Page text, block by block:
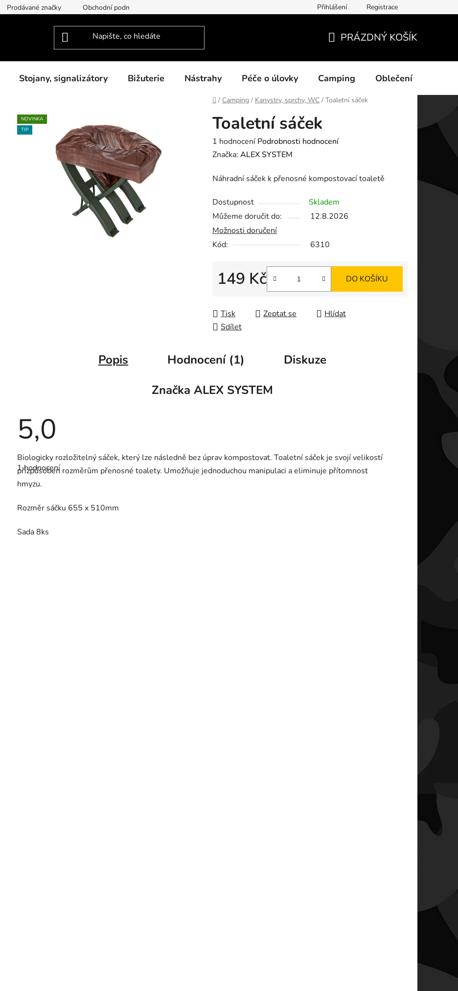
Prodávané značky Obchodní podmínky Přihlášení Registrace
KOŠÍK
PRÁZDNÝ KOŠÍK
Stojany, signalizátory Bižuterie Nástrahy Péče o úlovky Camping Oblečení
Domů
/ Camping / Kanystry, sprchy, WC / Toaletní sáček
Toaletní sáček
Průměrné
hodnocení
je
z
5
hvězdiček.
1 hodnocení Podrobnosti hodnocení
Značka: ALEX SYSTEM
Náhradní sáček k přenosné kompostovací toaletě
Dostupnost
Skladem
Můžeme doručit do:
12.8.2026
Možnosti doručení
Kód:
6310
149 Kč DO KOŠÍKU
Tisk Zeptat se
Hlídat
Sdílet
NOVINKA
TIP
Popis Hodnocení (1)
Diskuze
Značka ALEX SYSTEM
5,0
Průměrné
hodnocení
produktu
je
5,0
hvězdiček.
1 hodnocení
Biologicky rozložitelný sáček, který lze následně bez úprav kompostovat. Toaletní sáček je svojí velikostí
přizpůsoben rozměrům přenosné toalety. Umožňuje jednoduchou manipulaci a eliminuje přítomnost
hmyzu.
Rozměr sáčku 655 x 510mm
Sada 8ks